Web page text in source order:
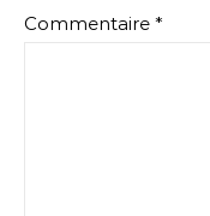
Commentaire *